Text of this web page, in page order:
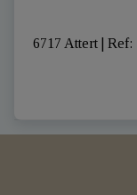
6717 Attert Ref: